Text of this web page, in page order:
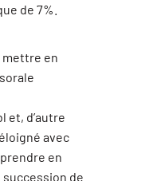
de 7%.
mettre en
et, d’autre
avec
en
succession de